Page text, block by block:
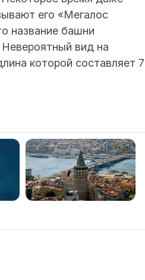
его «Мегалос
название башни
Невероятный вид на
которой составляет